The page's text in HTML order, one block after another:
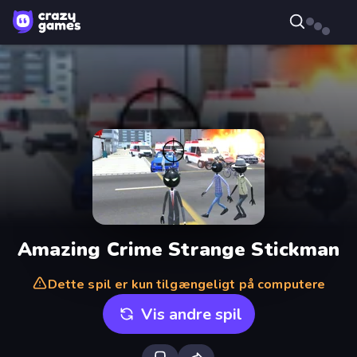
Amazing Crime Strange Stickman
Dette spil er kun tilgængeligt på computere
Vis andre spil